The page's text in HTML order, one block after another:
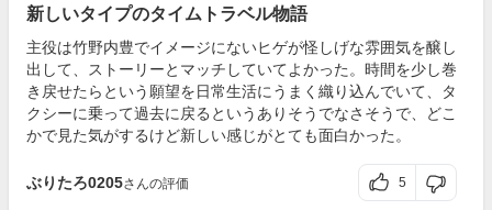
新しいタイプのタイムトラベル物語
主役は竹野内豊でイメージにないヒゲが怪しげな雰囲気を醸し
出して、ストーリーとマッチしていてよかった。時間を少し巻
き戻せたらという願望を日常生活にうまく織り込んでいて、タ
クシーに乗って過去に戻るというありそうでなさそうで、どこ
かで見た気がするけど新しい感じがとても面白かった。
ぶりたろ0205さんの評価 5